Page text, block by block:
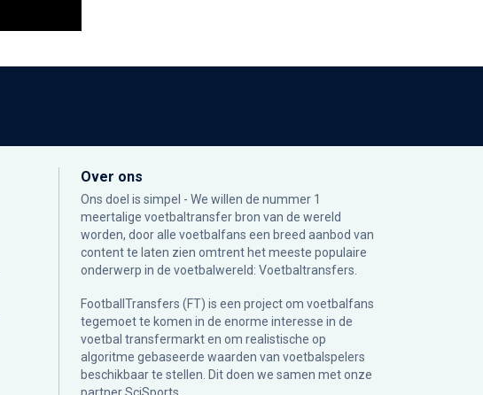
Over ons
Ons doel is simpel - We willen de nummer 1
meertalige voetbaltransfer bron van de wereld
worden, door alle voetbalfans een breed aanbod van
content te laten zien omtrent het meeste populaire
onderwerp in de voetbalwereld: Voetbaltransfers.
FootballTransfers (FT) is een project om voetbalfans
tegemoet te komen in de enorme interesse in de
voetbal transfermarkt en om realistische op
algoritme gebaseerde waarden van voetbalspelers
beschikbaar te stellen. Dit doen we samen met onze